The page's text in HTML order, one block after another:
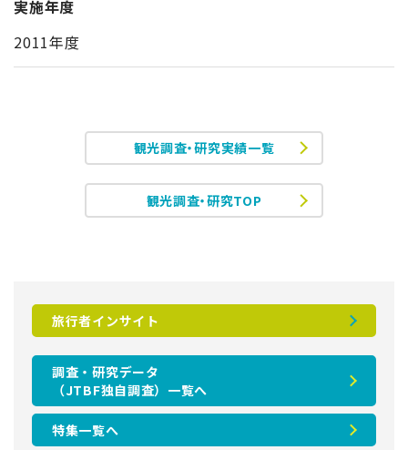
実施年度
2011年度
観光調査・研究実績一覧
観光調査・研究TOP
旅行者インサイト
調査・研究データ
（JTBF独自調査）一覧へ
特集一覧へ